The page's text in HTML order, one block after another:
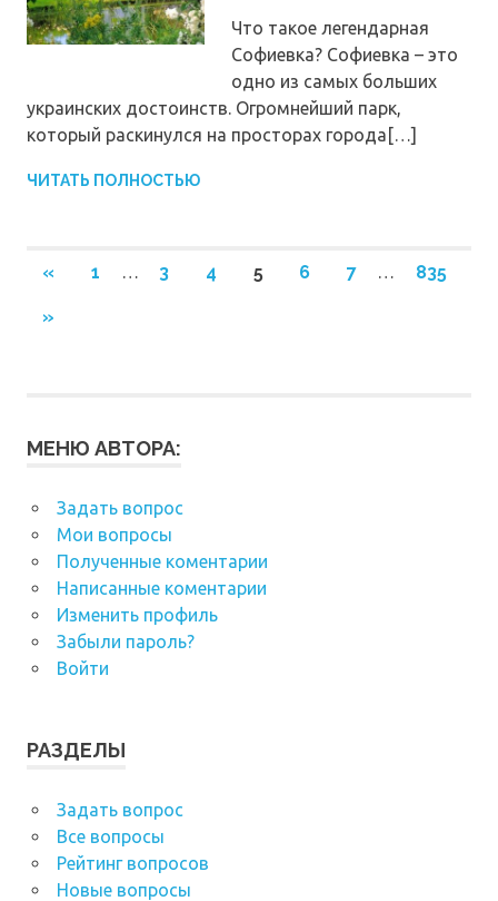
Что такое легендарная
Софиевка? Софиевка – это
одно из самых больших
украинских достоинств. Огромнейший парк,
который раскинулся на просторах города[…]
ЧИТАТЬ ПОЛНОСТЬЮ
Навигация
по
« ПРЕДЫДУЩИЕ
1 … 3 4 5 6 7 … 835
СЛЕДУЮЩИЕ
»
МЕНЮ АВТОРА:
Задать вопрос
Мои вопросы
Полученные коментарии
Написанные коментарии
Изменить профиль
Забыли пароль?
Войти
РАЗДЕЛЫ
Задать вопрос
Все вопросы
Рейтинг вопросов
Новые вопросы